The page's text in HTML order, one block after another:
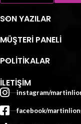
SON YAZILAR
MÜŞTERI PANELI
POLİTİKALAR
İLETIŞIM
instagram/
facebook/